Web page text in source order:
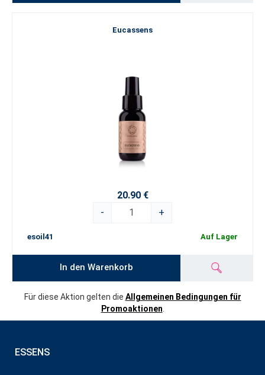
Eucassens
20.90 €
-
+
esoil41 Auf Lager
In den Warenkorb
Für diese Aktion gelten die Allgemeinen Bedingungen für
Promoaktionen.
ESSENS